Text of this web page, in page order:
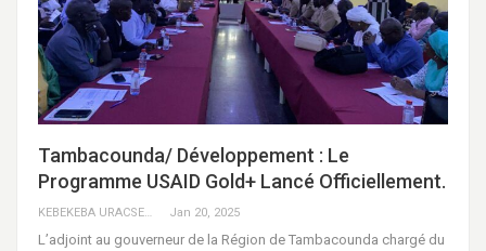
Tambacounda/ Développement : Le
Programme USAID Gold+ Lancé Officiellement.
KEBEKEBA URACSENEGAL / RADIO GADECBEETAWE FM Jan 20, 2025
L’adjoint au gouverneur de la Région de Tambacounda chargé du